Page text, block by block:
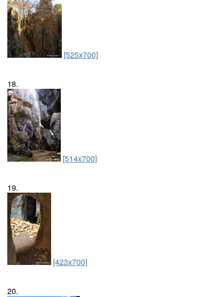
[525x700]
18.
[514x700]
19.
[423x700]
20.